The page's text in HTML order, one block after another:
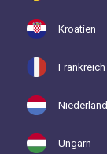
Kroatien
Frankreich
Ungarn